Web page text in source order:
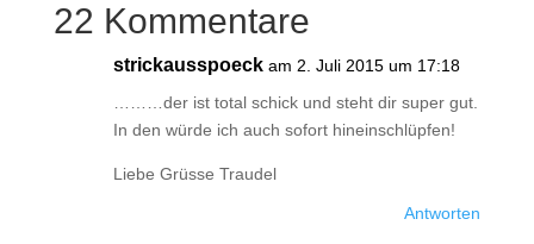
22 Kommentare
strickausspoeck am 2. Juli 2015 um 17:18
………der ist total schick und steht dir super gut.
In den würde ich auch sofort hineinschlüpfen!
Liebe Grüsse Traudel
Antworten